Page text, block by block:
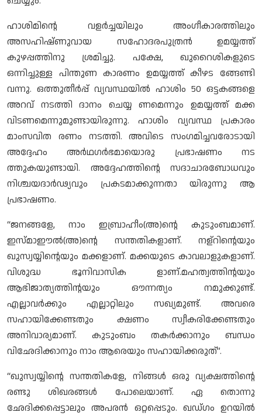
ഹാശിമിന്റെ വളര്‍ച്ചയിലും അംഗീകാരത്തിലും
അസഹിഷ്ണുവായ സഹോദരപുത്രന്‍ ഉമയ്യത്ത്
കുഴപ്പത്തിനു ശ്രമിച്ചു. പക്ഷേ, ഖുറൈശികളുടെ
ഒന്നിച്ചുള്ള പിന്തുണ കാരണം ഉമയ്യത്ത് കീഴട ങ്ങേണ്ടി
വന്നു. ഒത്തുതീര്‍പ്പ് വ്യവസ്ഥയില്‍ ഹാശിം 50 ഒട്ടകങ്ങളെ
അറവ് നടത്തി ദാനം ചെയ്യ ണമെന്നും ഉമയ്യത്ത് മക്ക
വിടണമെന്നുമുണ്ടായിരുന്നു. ഹാശിം വ്യവസ്ഥ പ്രകാരം
മാംസവിത രണം നടത്തി. അവിടെ സംഗമിച്ചവരോടായി
അദ്ദേഹം അര്‍ഥഗര്‍ഭമായൊരു പ്രഭാഷണം നട
ത്തുകയുണ്ടായി. അദ്ദേഹത്തിന്റെ സദാചാരബോധവും
നിശ്ചയദാര്‍ഢ്യവും പ്രകടമാക്കുന്നതാ യിരുന്നു ആ
പ്രഭാഷണം.
“ജനങ്ങളേ, നാം ഇബ്രാഹീം(അ)ന്റെ കുടുംബമാണ്.
ഇസ്മാഈല്‍(അ)ന്റെ സന്തതികളാണ്. നള്റിന്റെയും
ഖുസ്വയ്യിന്റെയും മക്കളാണ്. മക്കയുടെ കാവലാളുകളാണ്.
വിശുദ്ധ ഭൂനിവാസിക ളാണ്.മഹത്വത്തിന്റയും
ആഭിജാത്യത്തിന്റയും ഔന്നത്യം നമുക്കുണ്ട്.
എല്ലാവര്‍ക്കും എല്ലാറ്റിലും സഖ്യമുണ്ട്. അവരെ
സഹായിക്കേണ്ടതും ക്ഷണം സ്വീകരിക്കേണ്ടതും
അനിവാര്യമാണ്. കുടുംബം തകര്‍ക്കാനും ബന്ധം
വിഛേദിക്കാനും നാം ആരെയും സഹായിക്കരുത്”.
“ഖുസ്വയ്യിന്റെ സന്തതികളേ, നിങ്ങള്‍ ഒരു വ്യക്ഷത്തിന്റെ
രണ്ടു ശിഖരങ്ങള്‍ പോലെയാണ്. ഏ തൊന്നു
ഛേദിക്കപ്പെട്ടാലും അപരന്‍ ഒറ്റപ്പെടും. ഖഡ്ഗം ഉറയില്‍